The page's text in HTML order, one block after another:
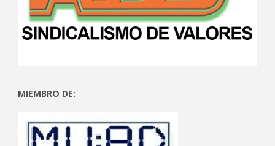
MIEMBRO DE: